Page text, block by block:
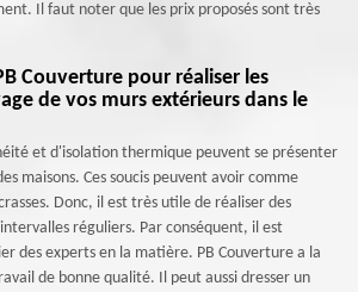
Il faut noter que les prix proposés sont très
Couverture pour réaliser les
de vos murs extérieurs dans le
et d'isolation thermique peuvent se présenter
maisons. Ces soucis peuvent avoir comme
Donc, il est très utile de réaliser des
réguliers. Par conséquent, il est
des experts en la matière. PB Couverture a la
de bonne qualité. Il peut aussi dresser un